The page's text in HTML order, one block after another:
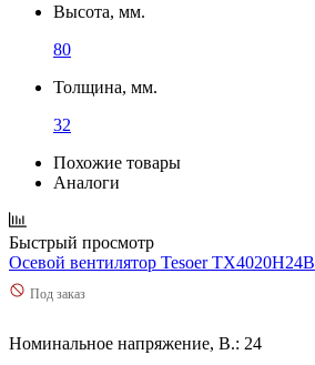
Высота, мм.
80
Толщина, мм.
32
Похожие товары
Аналоги
Быстрый просмотр
Осевой вентилятор Tesoer TX4020H24B
Под заказ
Номинальное напряжение, В.: 24